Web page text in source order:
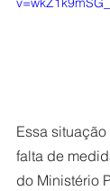
Essa
falta de
do Ministério